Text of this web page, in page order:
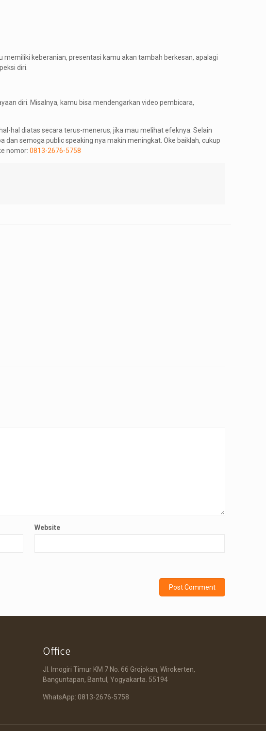
keberanian, presentasi kamu akan tambah berkesan, apalagi
diri.
diri. Misalnya, kamu bisa mendengarkan video pembicara,
hal diatas secara terus-menerus, jika mau melihat efeknya. Selain
semoga public speaking nya makin meningkat. Oke baiklah, cukup
nomor: 0813-2676-5758
Website
Office
Jl. Imogiri Timur KM 7 No. 66 Grojokan, Wirokerten,
Banguntapan, Bantul, Yogyakarta. 55194
WhatsApp: 0813-2676-5758